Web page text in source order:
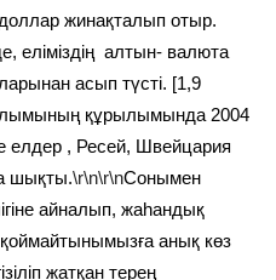
жинақталып отыр.
еліміздің алтын- валюта
асып түсті. [1,9
құрылымында 2004
, Ресей, Швейцария
шықты.\r\n\r\nСонымен
айналып, жаһандық
анық көз
жатқан терең